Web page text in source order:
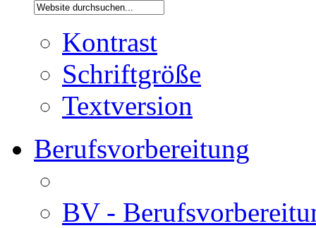
Kontrast
Schriftgröße
Textversion
Berufsvorbereitung
BV -